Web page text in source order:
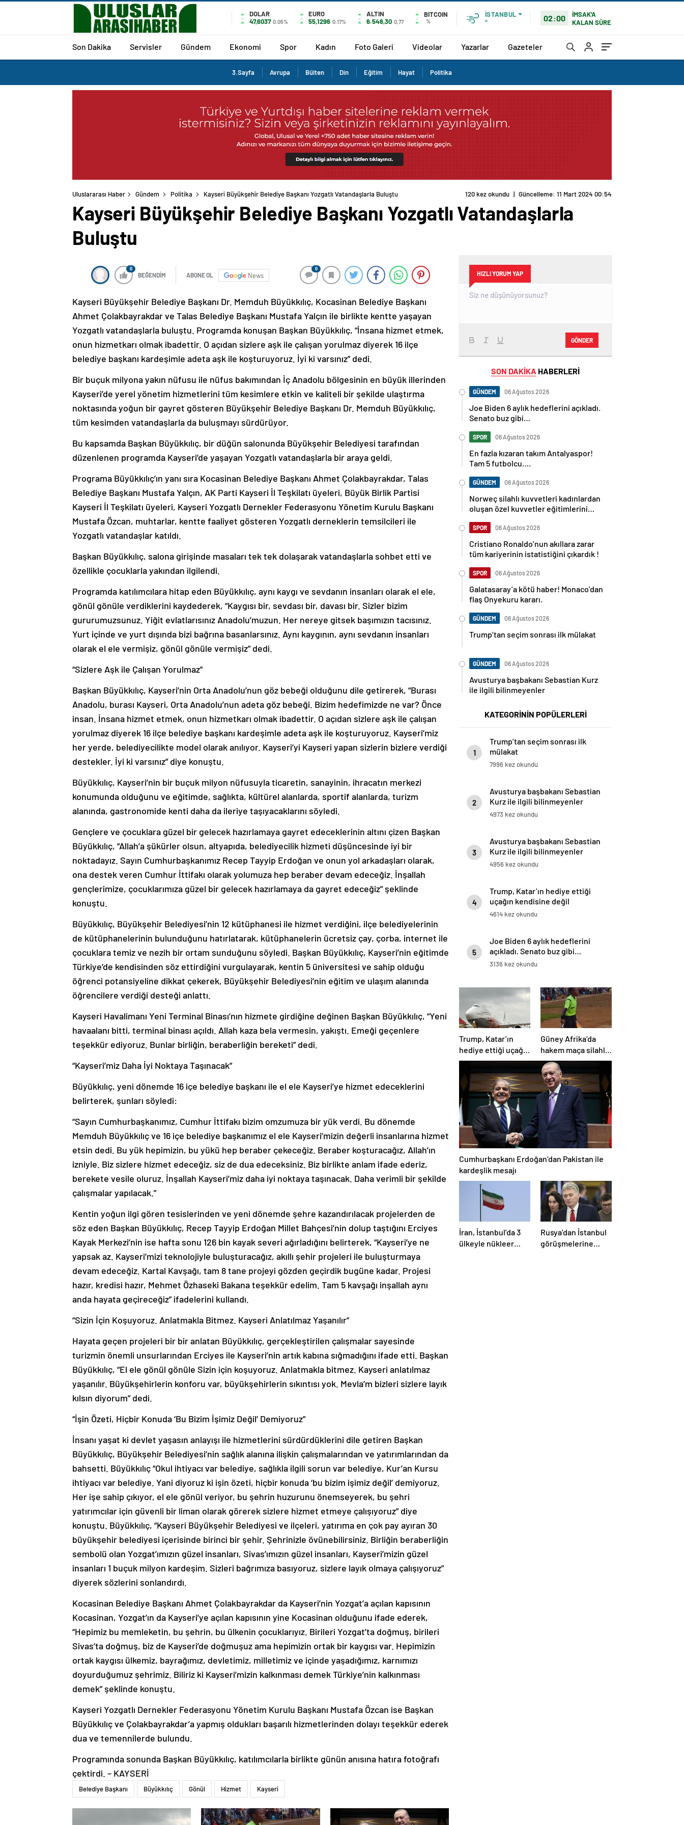
DOLAR
47,6037 0.05%
EURO
55,1296 0.17%
ALTIN
6.546,30 0,77
BITCOIN
%
İSTANBUL
°
02:00
İMSAK'A
KALAN SÜRE
Son Dakika Servisler Gündem Ekonomi Spor Kadın Foto Galeri Videolar Yazarlar Gazeteler
3.Sayfa Avrupa Bülten Din Eğitim Hayat Politika
Uluslararası Haber Gündem Politika Kayseri Büyükşehir Belediye Başkanı Yozgatlı Vatandaşlarla Buluştu
Kayseri Büyükşehir Belediye Başkanı Yozgatlı Vatandaşlarla
Buluştu
0
BEĞENDİM ABONE OL News
0
Kayseri Büyükşehir Belediye Başkanı Dr. Memduh Büyükkılıç, Kocasinan Belediye Başkanı
Ahmet Çolakbayrakdar ve Talas Belediye Başkanı Mustafa Yalçın ile birlikte kentte yaşayan
Yozgatlı vatandaşlarla buluştu. Programda konuşan Başkan Büyükkılıç, “İnsana hizmet etmek,
onun hizmetkarı olmak ibadettir. O açıdan sizlere aşk ile çalışan yorulmaz diyerek 16 ilçe
belediye başkanı kardeşimle adeta aşk ile koşturuyoruz. İyi ki varsınız” dedi.
Bir buçuk milyona yakın nüfusu ile nüfus bakımından İç Anadolu bölgesinin en büyük illerinden
Kayseri’de yerel yönetim hizmetlerini tüm kesimlere etkin ve kaliteli bir şekilde ulaştırma
noktasında yoğun bir gayret gösteren Büyükşehir Belediye Başkanı Dr. Memduh Büyükkılıç,
tüm kesimden vatandaşlarla da buluşmayı sürdürüyor.
Bu kapsamda Başkan Büyükkılıç, bir düğün salonunda Büyükşehir Belediyesi tarafından
düzenlenen programda Kayseri’de yaşayan Yozgatlı vatandaşlarla bir araya geldi.
Programa Büyükkılıç’ın yanı sıra Kocasinan Belediye Başkanı Ahmet Çolakbayrakdar, Talas
Belediye Başkanı Mustafa Yalçın, AK Parti Kayseri İl Teşkilatı üyeleri, Büyük Birlik Partisi
Kayseri İl Teşkilatı üyeleri, Kayseri Yozgatlı Dernekler Federasyonu Yönetim Kurulu Başkanı
Mustafa Özcan, muhtarlar, kentte faaliyet gösteren Yozgatlı derneklerin temsilcileri ile
Yozgatlı vatandaşlar katıldı.
Başkan Büyükkılıç, salona girişinde masaları tek tek dolaşarak vatandaşlarla sohbet etti ve
özellikle çocuklarla yakından ilgilendi.
Programda katılımcılara hitap eden Büyükkılıç, aynı kaygı ve sevdanın insanları olarak el ele,
gönül gönüle verdiklerini kaydederek, “Kaygısı bir, sevdası bir, davası bir. Sizler bizim
gururumuzsunuz. Yiğit evlatlarısınız Anadolu’muzun. Her nereye gitsek başımızın tacısınız.
Yurt içinde ve yurt dışında bizi bağrına basanlarsınız. Aynı kaygının, aynı sevdanın insanları
olarak el ele vermişiz, gönül gönüle vermişiz” dedi.
“Sizlere Aşk ile Çalışan Yorulmaz”
Başkan Büyükkılıç, Kayseri’nin Orta Anadolu’nun göz bebeği olduğunu dile getirerek, “Burası
Anadolu, burası Kayseri, Orta Anadolu’nun adeta göz bebeği. Bizim hedefimizde ne var? Önce
insan. İnsana hizmet etmek, onun hizmetkarı olmak ibadettir. O açıdan sizlere aşk ile çalışan
yorulmaz diyerek 16 ilçe belediye başkanı kardeşimle adeta aşk ile koşturuyoruz. Kayseri’miz
her yerde, belediyecilikte model olarak anılıyor. Kayseri’yi Kayseri yapan sizlerin bizlere verdiği
destekler. İyi ki varsınız” diye konuştu.
Büyükkılıç, Kayseri’nin bir buçuk milyon nüfusuyla ticaretin, sanayinin, ihracatın merkezi
konumunda olduğunu ve eğitimde, sağlıkta, kültürel alanlarda, sportif alanlarda, turizm
alanında, gastronomide kenti daha da ileriye taşıyacaklarını söyledi.
Gençlere ve çocuklara güzel bir gelecek hazırlamaya gayret edeceklerinin altını çizen Başkan
Büyükkılıç, “Allah’a şükürler olsun, altyapıda, belediyecilik hizmeti düşüncesinde iyi bir
noktadayız. Sayın Cumhurbaşkanımız Recep Tayyip Erdoğan ve onun yol arkadaşları olarak,
ona destek veren Cumhur İttifakı olarak yolumuza hep beraber devam edeceğiz. İnşallah
gençlerimize, çocuklarımıza güzel bir gelecek hazırlamaya da gayret edeceğiz” şeklinde
konuştu.
Büyükkılıç, Büyükşehir Belediyesi’nin 12 kütüphanesi ile hizmet verdiğini, ilçe belediyelerinin
de kütüphanelerinin bulunduğunu hatırlatarak, kütüphanelerin ücretsiz çay, çorba, internet ile
çocuklara temiz ve nezih bir ortam sunduğunu söyledi. Başkan Büyükkılıç, Kayseri’nin eğitimde
Türkiye’de kendisinden söz ettirdiğini vurgulayarak, kentin 5 üniversitesi ve sahip olduğu
öğrenci potansiyeline dikkat çekerek, Büyükşehir Belediyesi’nin eğitim ve ulaşım alanında
öğrencilere verdiği desteği anlattı.
Kayseri Havalimanı Yeni Terminal Binası’nın hizmete girdiğine değinen Başkan Büyükkılıç, “Yeni
havaalanı bitti, terminal binası açıldı. Allah kaza bela vermesin, yakıştı. Emeği geçenlere
teşekkür ediyoruz. Bunlar birliğin, beraberliğin bereketi” dedi.
“Kayseri’miz Daha İyi Noktaya Taşınacak”
Büyükkılıç, yeni dönemde 16 içe belediye başkanı ile el ele Kayseri’ye hizmet edeceklerini
belirterek, şunları söyledi:
“Sayın Cumhurbaşkanımız, Cumhur İttifakı bizim omzumuza bir yük verdi. Bu dönemde
Memduh Büyükkılıç ve 16 içe belediye başkanımız el ele Kayseri’mizin değerli insanlarına hizmet
etsin dedi. Bu yük hepimizin, bu yükü hep beraber çekeceğiz. Beraber koşturacağız, Allah’ın
izniyle. Biz sizlere hizmet edeceğiz, siz de dua edeceksiniz. Biz birlikte anlam ifade ederiz,
berekete vesile oluruz. İnşallah Kayseri’miz daha iyi noktaya taşınacak. Daha verimli bir şekilde
çalışmalar yapılacak.”
Kentin yoğun ilgi gören tesislerinden ve yeni dönemde şehre kazandırılacak projelerden de
söz eden Başkan Büyükkılıç, Recep Tayyip Erdoğan Millet Bahçesi’nin dolup taştığını Erciyes
Kayak Merkezi’nin ise hafta sonu 126 bin kayak severi ağırladığını belirterek, “Kayseri’ye ne
yapsak az. Kayseri’mizi teknolojiyle buluşturacağız, akıllı şehir projeleri ile buluşturmaya
devam edeceğiz. Kartal Kavşağı, tam 8 tane projeyi gözden geçirdik bugüne kadar. Projesi
hazır, kredisi hazır, Mehmet Özhaseki Bakana teşekkür edelim. Tam 5 kavşağı inşallah aynı
anda hayata geçireceğiz” ifadelerini kullandı.
“Sizin İçin Koşuyoruz. Anlatmakla Bitmez. Kayseri Anlatılmaz Yaşanılır”
Hayata geçen projeleri bir bir anlatan Büyükkılıç, gerçekleştirilen çalışmalar sayesinde
turizmin önemli unsurlarından Erciyes ile Kayseri’nin artık kabına sığmadığını ifade etti. Başkan
Büyükkılıç, “El ele gönül gönüle Sizin için koşuyoruz. Anlatmakla bitmez. Kayseri anlatılmaz
yaşanılır. Büyükşehirlerin konforu var, büyükşehirlerin sıkıntısı yok. Mevla’m bizleri sizlere layık
kılsın diyorum” dedi.
“İşin Özeti, Hiçbir Konuda ‘Bu Bizim İşimiz Değil’ Demiyoruz”
İnsanı yaşat ki devlet yaşasın anlayışı ile hizmetlerini sürdürdüklerini dile getiren Başkan
Büyükkılıç, Büyükşehir Belediyesi’nin sağlık alanına ilişkin çalışmalarından ve yatırımlarından da
bahsetti. Büyükkılıç “Okul ihtiyacı var belediye, sağlıkla ilgili sorun var belediye, Kur’an Kursu
ihtiyacı var belediye. Yani diyoruz ki işin özeti, hiçbir konuda ‘bu bizim işimiz değil’ demiyoruz.
Her işe sahip çıkıyor, el ele gönül veriyor, bu şehrin huzurunu önemseyerek, bu şehri
yatırımcılar için güvenli bir liman olarak görerek sizlere hizmet etmeye çalışıyoruz” diye
konuştu. Büyükkılıç, “Kayseri Büyükşehir Belediyesi ve ilçeleri, yatırıma en çok pay ayıran 30
büyükşehir belediyesi içerisinde birinci bir şehir. Şehrinizle övünebilirsiniz. Birliğin beraberliğin
sembolü olan Yozgat’ımızın güzel insanları, Sivas’ımızın güzel insanları, Kayseri’mizin güzel
insanları 1 buçuk milyon kardeşim. Sizleri bağrımıza basıyoruz, sizlere layık olmaya çalışıyoruz”
diyerek sözlerini sonlandırdı.
Kocasinan Belediye Başkanı Ahmet Çolakbayrakdar da Kayseri’nin Yozgat’a açılan kapısının
Kocasinan, Yozgat’ın da Kayseri’ye açılan kapısının yine Kocasinan olduğunu ifade ederek,
“Hepimiz bu memleketin, bu şehrin, bu ülkenin çocuklarıyız. Birileri Yozgat’ta doğmuş, birileri
Sivas’ta doğmuş, biz de Kayseri’de doğmuşuz ama hepimizin ortak bir kaygısı var. Hepimizin
ortak kaygısı ülkemiz, bayrağımız, devletimiz, milletimiz ve içinde yaşadığımız, karnımızı
doyurduğumuz şehrimiz. Biliriz ki Kayseri’mizin kalkınması demek Türkiye’nin kalkınması
demek” şeklinde konuştu.
Kayseri Yozgatlı Dernekler Federasyonu Yönetim Kurulu Başkanı Mustafa Özcan ise Başkan
Büyükkılıç ve Çolakbayrakdar’a yapmış oldukları başarılı hizmetlerinden dolayı teşekkür ederek
dua ve temennilerde bulundu.
Programında sonunda Başkan Büyükkılıç, katılımcılarla birlikte günün anısına hatıra fotoğrafı
çektirdi. – KAYSERİ
Belediye Başkanı Büyükkılıç Gönül Hizmet Kayseri
HIZLI YORUM YAP
GÖNDER
SON DAKİKA HABERLERİ
GÜNDEM 06 Ağustos 2026
Joe Biden 6 aylık hedeflerini açıkladı.
Senato buz gibi…
SPOR 06 Ağustos 2026
En fazla kızaran takım Antalyaspor!
Tam 5 futbolcu….
GÜNDEM 06 Ağustos 2026
Norweç silahlı kuvvetleri kadınlardan
oluşan özel kuvvetler eğitimlerini
SPOR 06 Ağustos 2026
Cristiano Ronaldo’nun akıllara zarar
tüm kariyerinin istatistiğini çıkardık !
SPOR 06 Ağustos 2026
Galatasaray’a kötü haber! Monaco’dan
flaş Onyekuru kararı.
GÜNDEM 06 Ağustos 2026
Trump’tan seçim sonrası ilk mülakat
GÜNDEM 06 Ağustos 2026
Avusturya başbakanı Sebastian Kurz
ile ilgili bilinmeyenler
KATEGORİNİN POPÜLERLERİ
1
Trump’tan seçim sonrası ilk
mülakat
7996 kez okundu
2
Avusturya başbakanı Sebastian
Kurz ile ilgili bilinmeyenler
4973 kez okundu
3
Avusturya başbakanı Sebastian
Kurz ile ilgili bilinmeyenler
4956 kez okundu
4
Trump, Katar’ın hediye ettiği
uçağın kendisine değil
Pentagon’a verileceğini açıkladı
4614 kez okundu
5
Joe Biden 6 aylık hedeflerini
açıkladı. Senato buz gibi…
3136 kez okundu
Trump, Katar’ın
hediye ettiği uçağın
kendisine değil
Pentagon’a
verileceğini açıkladı
Güney Afrika’da
hakem maça silahla
çıktı!
Cumhurbaşkanı Erdoğan’dan Pakistan ile
kardeşlik mesajı
İran, İstanbul’da 3
ülkeyle nükleer
Rusya’dan İstanbul
görüşmelerine